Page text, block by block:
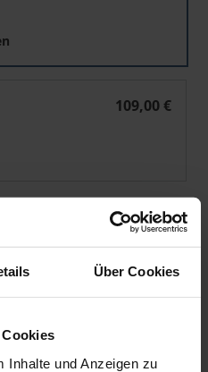
Über Cookies
Inhalte und Anzeigen zu
109,00 €
von der Lieferadresse